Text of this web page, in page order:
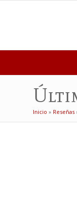
Inicio » Reseñas